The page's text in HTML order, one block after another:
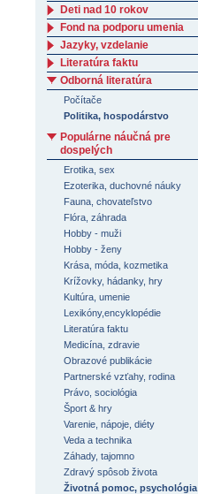
Deti nad 10 rokov
Fond na podporu umenia
Jazyky, vzdelanie
Literatúra faktu
Odborná literatúra
Počítače
Politika, hospodárstvo
Populárne náučná pre
dospelých
Erotika, sex
Ezoterika, duchovné náuky
Fauna, chovateľstvo
Flóra, záhrada
Hobby - muži
Hobby - ženy
Krása, móda, kozmetika
Krížovky, hádanky, hry
Kultúra, umenie
Lexikóny,encyklopédie
Literatúra faktu
Medicína, zdravie
Obrazové publikácie
Partnerské vzťahy, rodina
Právo, sociológia
Šport & hry
Varenie, nápoje, diéty
Veda a technika
Záhady, tajomno
Zdravý spôsob života
Životná pomoc, psychológia